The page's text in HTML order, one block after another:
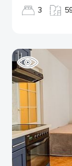
uzgodnienia,
rozkładowe,
salonu 21m2 z
Kuchnia - fronty
agd jak:
zamrażarka.
możliwością
gazowy i pralkę.
odświeżenia.
projektanta
oświetlenie.
północna-
panele w kolorze
Co wyróżnia tę
apartamentu: *
2-piętrowcu *
3